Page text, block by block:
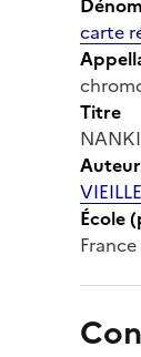
carte
Titre
Auteur
École
France